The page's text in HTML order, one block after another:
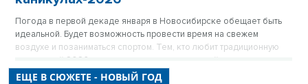
Погода в первой декаде января в Новосибирске обещает быть
идеальной. Будет возможность провести время на свежем
воздухе и позаниматься спортом. Тем, кто любит традиционную
зиму, новый 2026 год подарит порцию морозной свежести.
ЕЩЕ В СЮЖЕТЕ - НОВЫЙ ГОД